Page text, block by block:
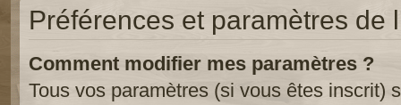
Préférences et paramètres de
Comment modifier mes paramètres ?
Tous vos paramètres (si vous êtes inscrit)